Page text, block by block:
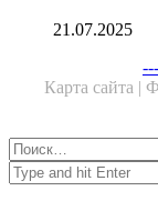
21.07.2025
Карта сайта |
Close
Найти:
Close